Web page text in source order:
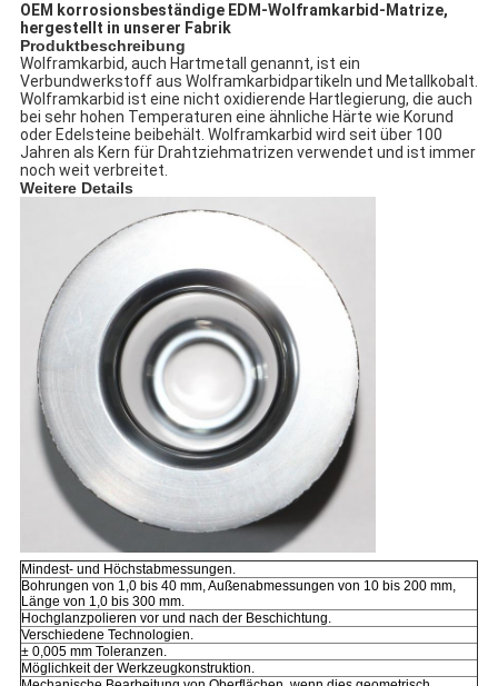
OEM korrosionsbeständige EDM-Wolframkarbid-Matrize,
hergestellt in unserer Fabrik
Produktbeschreibung
Wolframkarbid, auch Hartmetall genannt, ist ein
Verbundwerkstoff aus Wolframkarbidpartikeln und Metallkobalt.
Wolframkarbid ist eine nicht oxidierende Hartlegierung, die auch
bei sehr hohen Temperaturen eine ähnliche Härte wie Korund
oder Edelsteine beibehält. Wolframkarbid wird seit über 100
Jahren als Kern für Drahtziehmatrizen verwendet und ist immer
noch weit verbreitet.
Weitere Details
Mindest- und Höchstabmessungen.
Bohrungen von 1,0 bis 40 mm, Außenabmessungen von 10 bis 200 mm,
Länge von 1,0 bis 300 mm.
Hochglanzpolieren vor und nach der Beschichtung.
Verschiedene Technologien.
± 0,005 mm Toleranzen.
Möglichkeit der Werkzeugkonstruktion.